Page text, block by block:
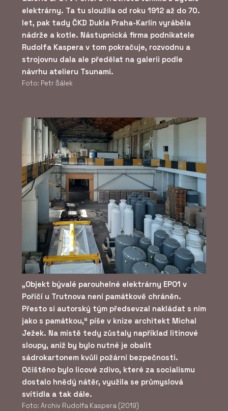
elektrárny. Ta tu sloužila od roku 1912 až do 70.
let, pak tady ČKD Dukla Praha-Karlín vyráběla
nádrže a kotle. Nástupnická firma podnikatele
Rudolfa Kaspera v tom pokračuje, rozvodnu a
strojovnu dala ale předělat na galerii podle
návrhu atelieru Tsunami.
Foto: Petr Šálek
„Objekt bývalé parouhelné elektrárny EPO1 v
Poříčí u Trutnova není památkově chráněn.
Přesto si autorský tým předsevzal nakládat s ním
jako s památkou,“ píše v knize architekt Michal
Ježek. Na místě tedy zůstaly například litinové
sloupy, aniž by bylo nutné je obalit
sádrokartonem kvůli požární bezpečnosti.
Očištěno bylo lícové zdivo, které za socialismu
dostalo hnědý nátěr, využila se průmyslová
svítidla a tak dále.
Foto: Archiv Rudolfa Kaspera (2019)